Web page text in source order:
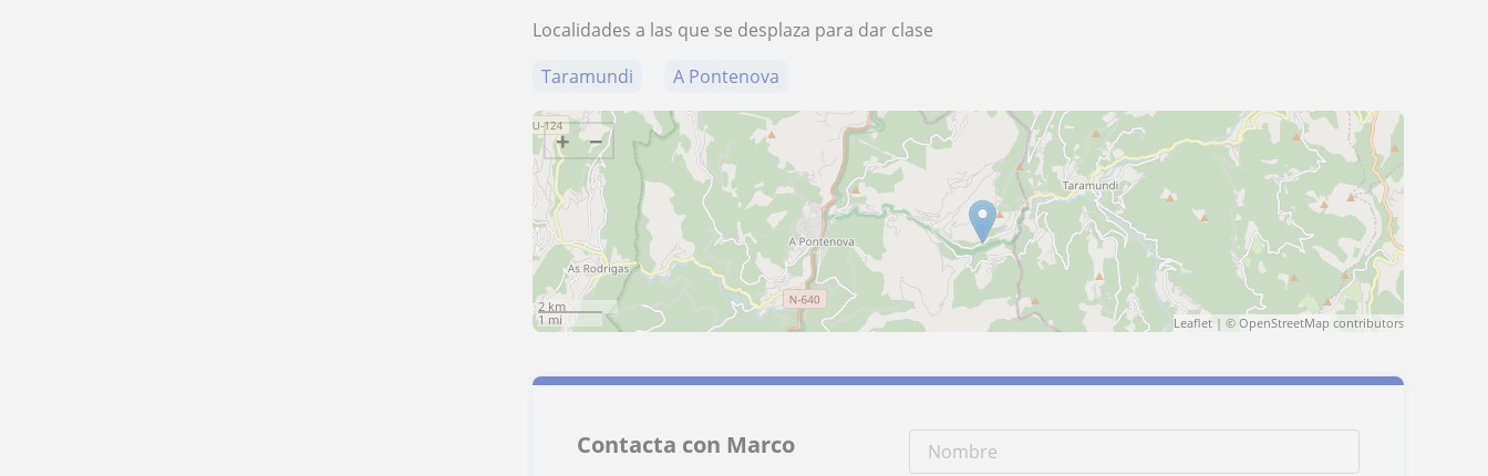
Localidades a las que se desplaza para dar clase
Taramundi
A Pontenova
+ −
2 km
1 mi
Leaflet| © OpenStreetMap contributors
Contacta con Marco